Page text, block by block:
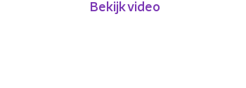
Bekijk video